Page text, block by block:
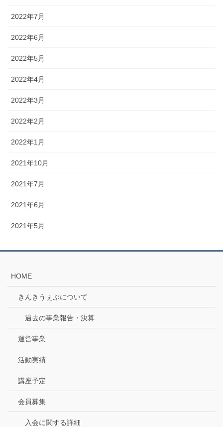
2022年7月
2022年6月
2022年5月
2022年4月
2022年3月
2022年2月
2022年1月
2021年10月
2021年7月
2021年6月
2021年5月
HOME
きんきうぇぶについて
過去の事業報告・決算
運営事業
活動実績
講座予定
会員募集
入会に関する詳細